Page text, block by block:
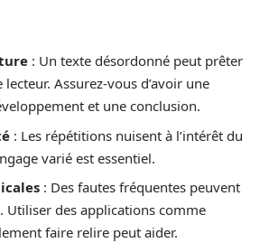
: Un texte désordonné peut prêter
Assurez-vous d’avoir une
et une conclusion.
: Les répétitions nuisent à l’intérêt du
varié est essentiel.
: Des fautes fréquentes peuvent
Utiliser des applications comme
faire relire peut aider.